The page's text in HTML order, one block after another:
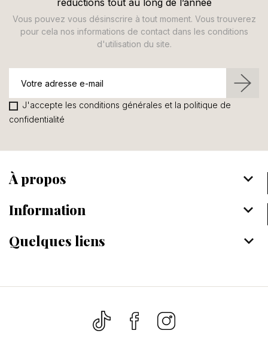
réductions tout au long de l’année
Vous pouvez vous désinscrire à tout moment. Vous trouverez
pour cela nos informations de contact dans les conditions
d'utilisation du site.
J'accepte les conditions générales et la politique de
confidentialité
À propos keyboard_arrow_down
Information keyboard_arrow_down
Quelques liens keyboard_arrow_down